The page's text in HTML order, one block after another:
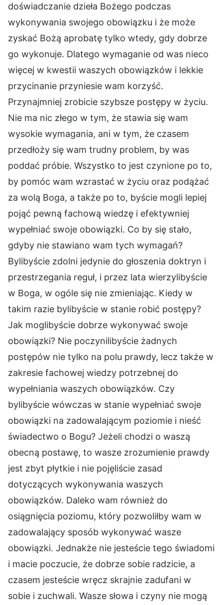
doświadczanie dzieła Bożego podczas
wykonywania swojego obowiązku i że może
zyskać Bożą aprobatę tylko wtedy, gdy dobrze
go wykonuje. Dlatego wymaganie od was nieco
więcej w kwestii waszych obowiązków i lekkie
przycinanie przyniesie wam korzyść.
Przynajmniej zrobicie szybsze postępy w życiu.
Nie ma nic złego w tym, że stawia się wam
wysokie wymagania, ani w tym, że czasem
przedłoży się wam trudny problem, by was
poddać próbie. Wszystko to jest czynione po to,
by pomóc wam wzrastać w życiu oraz podążać
za wolą Boga, a także po to, byście mogli lepiej
pojąć pewną fachową wiedzę i efektywniej
wypełniać swoje obowiązki. Co by się stało,
gdyby nie stawiano wam tych wymagań?
Bylibyście zdolni jedynie do głoszenia doktryn i
przestrzegania reguł, i przez lata wierzylibyście
w Boga, w ogóle się nie zmieniając. Kiedy w
takim razie bylibyście w stanie robić postępy?
Jak moglibyście dobrze wykonywać swoje
obowiązki? Nie poczynilibyście żadnych
postępów nie tylko na polu prawdy, lecz także w
zakresie fachowej wiedzy potrzebnej do
wypełniania waszych obowiązków. Czy
bylibyście wówczas w stanie wypełniać swoje
obowiązki na zadowalającym poziomie i nieść
świadectwo o Bogu? Jeżeli chodzi o waszą
obecną postawę, to wasze zrozumienie prawdy
jest zbyt płytkie i nie pojęliście zasad
dotyczących wykonywania waszych
obowiązków. Daleko wam również do
osiągnięcia poziomu, który pozwoliłby wam w
zadowalający sposób wykonywać wasze
obowiązki. Jednakże nie jesteście tego świadomi
i macie poczucie, że dobrze sobie radzicie, a
czasem jesteście wręcz skrajnie zadufani w
sobie i zuchwali. Wasze słowa i czyny nie mogą